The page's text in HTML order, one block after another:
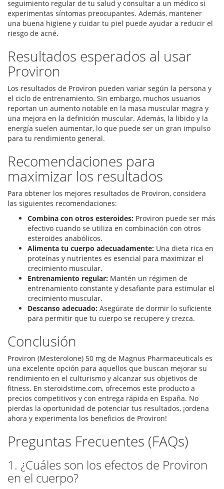
seguimiento regular de tu salud y consultar a un médico si
experimentas síntomas preocupantes. Además, mantener
una buena higiene y cuidar tu piel puede ayudar a reducir el
riesgo de acné.
Resultados esperados al usar
Proviron
Los resultados de Proviron pueden variar según la persona y
el ciclo de entrenamiento. Sin embargo, muchos usuarios
reportan un aumento notable en la masa muscular magra y
una mejora en la definición muscular. Además, la libido y la
energía suelen aumentar, lo que puede ser un gran impulso
para tu rendimiento general.
Recomendaciones para
maximizar los resultados
Para obtener los mejores resultados de Proviron, considera
las siguientes recomendaciones:
Combina con otros esteroides: Proviron puede ser más
efectivo cuando se utiliza en combinación con otros
esteroides anabólicos.
Alimenta tu cuerpo adecuadamente: Una dieta rica en
proteínas y nutrientes es esencial para maximizar el
crecimiento muscular.
Entrenamiento regular: Mantén un régimen de
entrenamiento constante y desafiante para estimular el
crecimiento muscular.
Descanso adecuado: Asegúrate de dormir lo suficiente
para permitir que tu cuerpo se recupere y crezca.
Conclusión
Proviron (Mesterolone) 50 mg de Magnus Pharmaceuticals es
una excelente opción para aquellos que buscan mejorar su
rendimiento en el culturismo y alcanzar sus objetivos de
fitness. En steroidstime.com, ofrecemos este producto a
precios competitivos y con entrega rápida en España. No
pierdas la oportunidad de potenciar tus resultados, ¡ordena
ahora y experimenta los beneficios de Proviron!
Preguntas Frecuentes (FAQs)
1. ¿Cuáles son los efectos de Proviron
en el cuerpo?